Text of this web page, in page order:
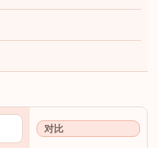
对比